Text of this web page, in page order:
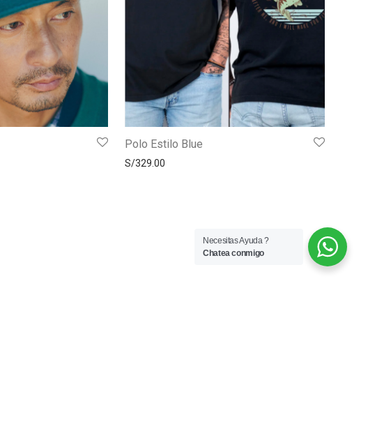
Polo Estilo Blue
S/329.00
Necesitas Ayuda ?
Chatea conmigo